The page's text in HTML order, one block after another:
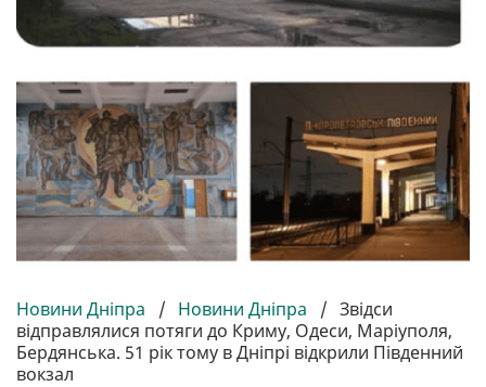
Новини Дніпра / Новини Дніпра / Звідси
відправлялися потяги до Криму, Одеси, Маріуполя,
Бердянська. 51 рік тому в Дніпрі відкрили Південний
вокзал